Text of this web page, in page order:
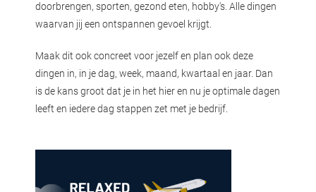
doorbrengen, sporten, gezond eten, hobby's. Alle dingen
waarvan jij een ontspannen gevoel krijgt.
Maak dit ook concreet voor jezelf en plan ook deze
dingen in, in je dag, week, maand, kwartaal en jaar. Dan
is de kans groot dat je in het hier en nu je optimale dagen
leeft en iedere dag stappen zet met je bedrijf.